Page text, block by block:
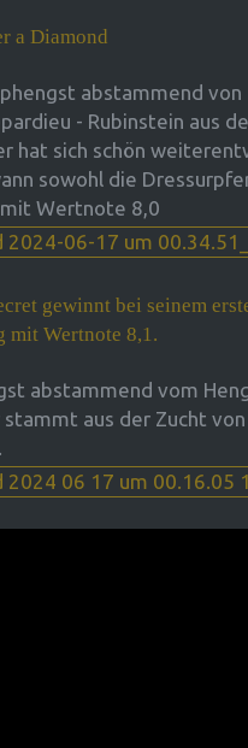
a Diamond
abstammend von
- Rubinstein aus
hat sich schön
sowohl die
Wertnote 8,0
gewinnt bei seinem
mit Wertnote 8,1.
abstammend vom
aus der Zucht von